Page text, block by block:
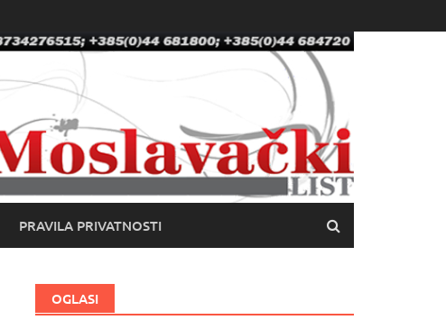
PRAVILA PRIVATNOSTI
OGLASI